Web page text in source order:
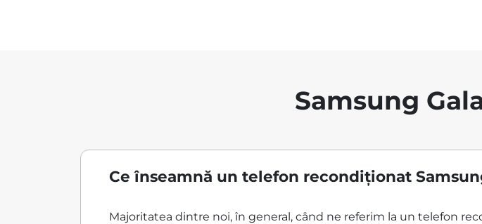
Samsung
Ce înseamnă un telefon recondiționat
Majoritatea dintre noi, în general, când ne referim la un telefon